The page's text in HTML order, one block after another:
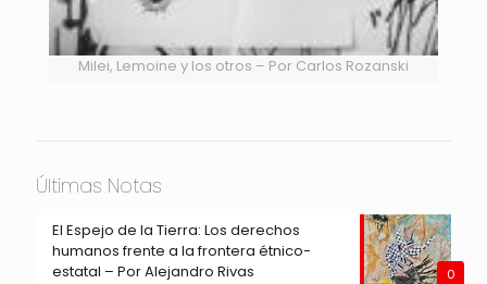
Milei, Lemoine y los otros – Por Carlos Rozanski
Últimas Notas
0
El Espejo de la Tierra: Los derechos
humanos frente a la frontera étnico-
estatal – Por Alejandro Rivas